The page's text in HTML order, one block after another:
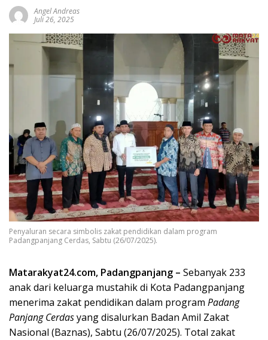
Angel Andreas
Juli 26, 2025
Penyaluran secara simbolis zakat pendidikan dalam program
Padangpanjang Cerdas, Sabtu (26/07/2025).
Matarakyat24.com, Padangpanjang – Sebanyak 233
anak dari keluarga mustahik di Kota Padangpanjang
menerima zakat pendidikan dalam program Padang
Panjang Cerdasyang disalurkan Badan Amil Zakat
Nasional (Baznas), Sabtu (26/07/2025). Total zakat